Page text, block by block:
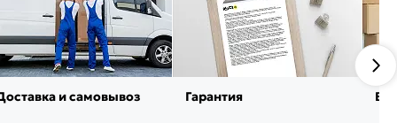
и самовывоз Гарантия